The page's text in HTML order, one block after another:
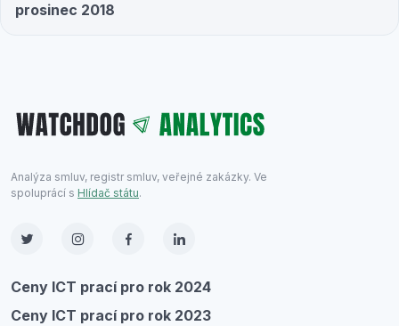
prosinec 2018
Analýza smluv, registr smluv, veřejné zakázky. Ve
spoluprácí s Hlídač státu.
Ceny ICT prací pro rok 2024
Ceny ICT prací pro rok 2023